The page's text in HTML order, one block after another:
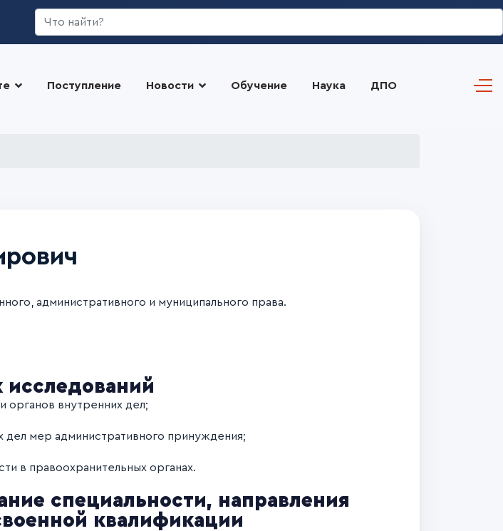
Искать...
Поступление Новости Обучение Наука ДПО
административного и муниципального права.
органов внутренних дел;
мер административного принуждения;
в правоохранительных органах.
специальности, направления
квалификации